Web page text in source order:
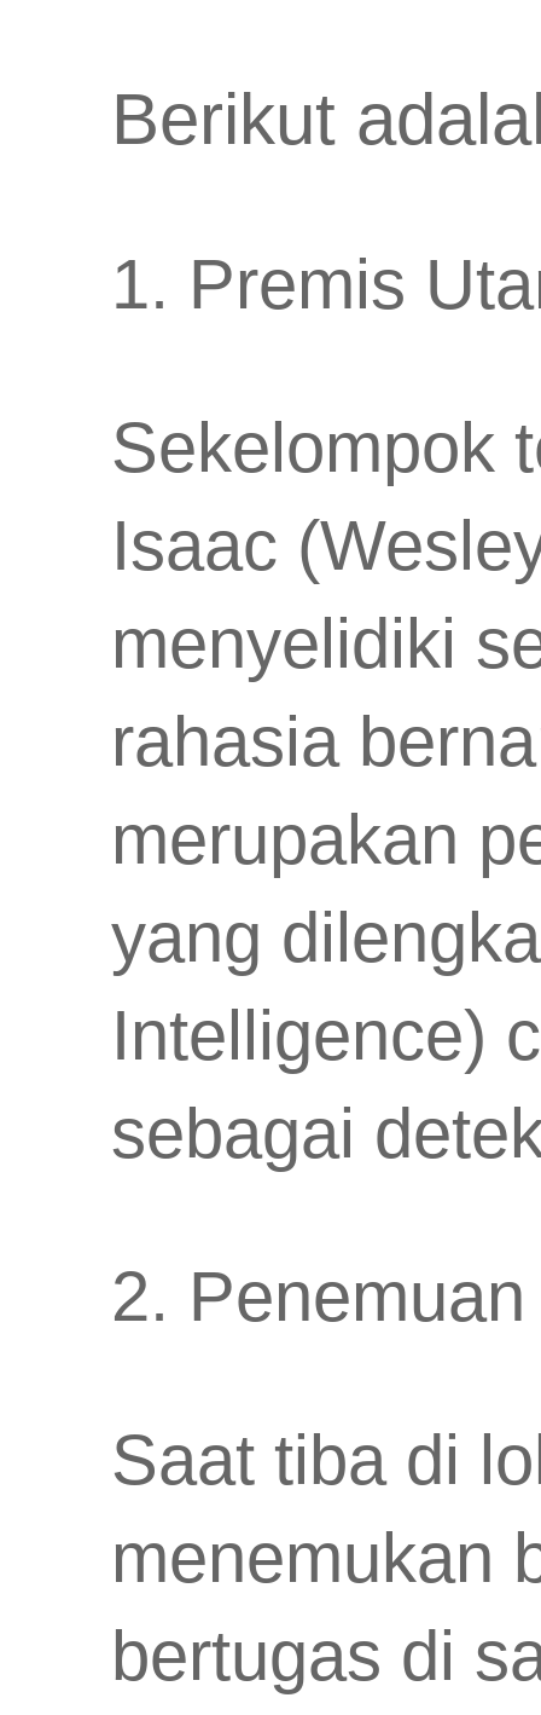
Berikut
1. Premis
Sekelompok
Isaac
menyelidiki
rahasia
merupakan
yang
Intelligence)
sebagai
2.
Saat tiba di
menemukan
bertugas di